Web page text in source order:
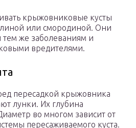
крыжовниковые кусты
или смородиной. Они
же заболеваниям и
вредителями.
пересадкой крыжовника
лунки. Их глубина
во многом зависит от
пересаживаемого куста.